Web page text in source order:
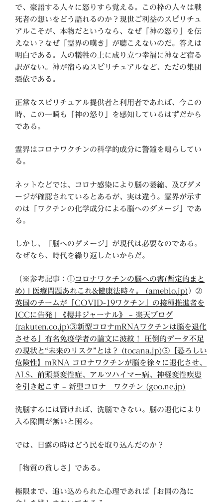
で、豪語する人々に怒りすら覚える。この枠の人々は戦
死者の想いをどう語れるのか？現世ご利益のスピリチュ
アルこそが、本物だというなら、なぜ「神の怒り」を伝
えない？なぜ「霊界の嘆き」が聴こえないのだ。答えは
明白である。人の犠牲の上に成り立つ幸福に神など宿る
訳がない。神が宿らぬスピリチュアルなど、ただの集団
憑依である。
正常なスピリチュアル提供者と利用者であれば、今この
時、この一瞬も「神の怒り」を感知しているはずだから
である。
霊界はコロナワクチンの科学的成分に警鐘を鳴らしてい
る。
ネットなどでは、コロナ感染により脳の萎縮、及びダメ
ージが確認されているとあるが、実は違う。霊界が示す
のは「ワクチンの化学成分による脳へのダメージ」であ
る。
しかし、「脳へのダメージ」が現代は必要なのである。
なぜなら、時代を繰り返したいからだ。
（※参考記事：①コロナワクチンの脳への害(暫定的まと
め) | 医療問題あれこれ&健康法時々。 (ameblo.jp) ）➁
英国のチームが「COVID-19ワクチン」の接種推進者を
ICCに告発 | 《櫻井ジャーナル》 – 楽天ブログ
(rakuten.co.jp)③新型コロナmRNAワクチンは脳を退化
させる」有名免疫学者の論文に波紋！ 圧倒的データ不足
の現状と“未来のリスク”とは？ (tocana.jp)⑤ 【恐ろしい
危険性】mRNA コロナワクチンが脳を徐々に退化させ、
ALS、前頭葉変性症、アルツハイマー病、神経変性疾患
を引き起こす – 新型コロナ ワクチン (goo.ne.jp)
洗脳するには賢ければ、洗脳できない。脳の退化により
入る隙間が無いと困る。
では、日露の時はどう民を取り込んだのか？
「物質の貧しさ」である。
極限まで、追い込められた心理であれば「お国の為に